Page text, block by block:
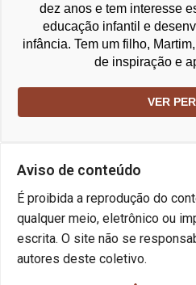
dez anos e tem interesse
educação infantil e
infância. Tem um filho,
de inspiração e
VER
Aviso de conteúdo
É proibida a reprodução do
qualquer meio, eletrônico ou
escrita. O site não se
autores deste coletivo.